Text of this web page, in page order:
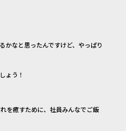
かなと思ったんですけど、やっぱり
ょう！
を癒すために、社員みんなでご飯